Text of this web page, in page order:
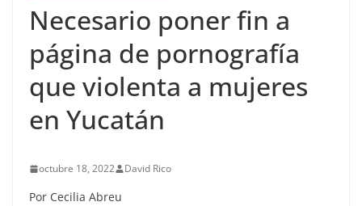
Necesario poner fin a
página de pornografía
que violenta a mujeres
en Yucatán
octubre 18, 2022 David Rico
Por Cecilia Abreu